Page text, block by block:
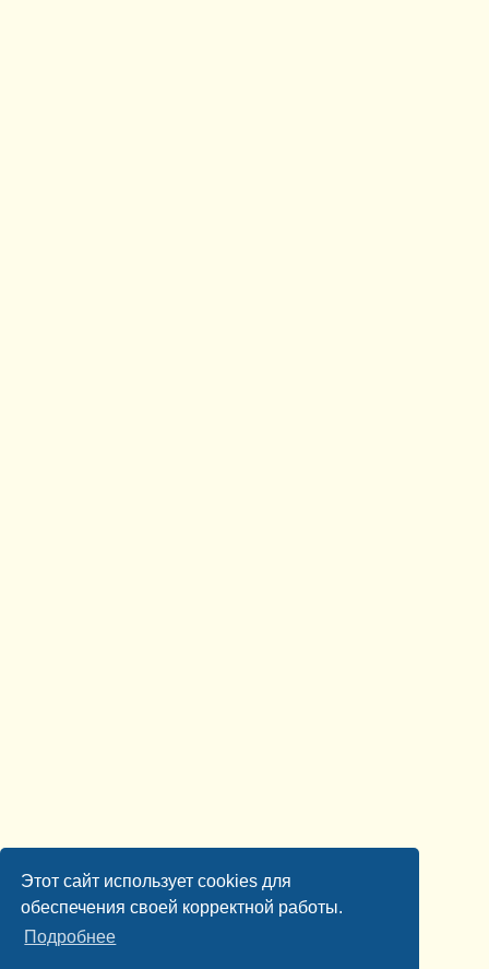
Этот сайт использует cookies для
обеспечения своей корректной работы.
Подробнее